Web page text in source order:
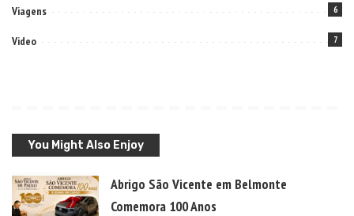
Viagens 6
Video 7
You Might Also Enjoy
Abrigo São Vicente em Belmonte
Comemora 100 Anos